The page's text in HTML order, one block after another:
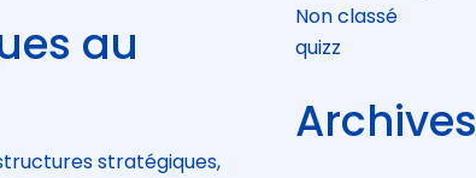
au
stratégiques,
Non classé
quizz
Archives